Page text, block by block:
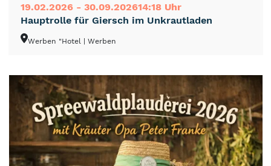
19.02.2026 - 30.09.202614:18 Uhr
Hauptrolle für Giersch im Unkrautladen
Werben "Hotel | Werben